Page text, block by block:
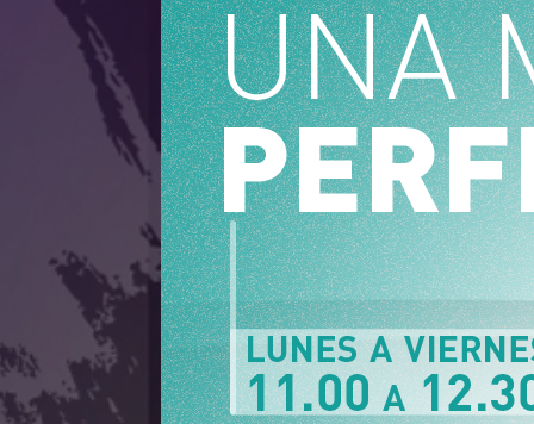
Radio en vivo Sostenibilidad
Tendencias Deportes
Entretención y Cultura Opinión
Dato en Pauta Señal 2
Contenido Patrocinado